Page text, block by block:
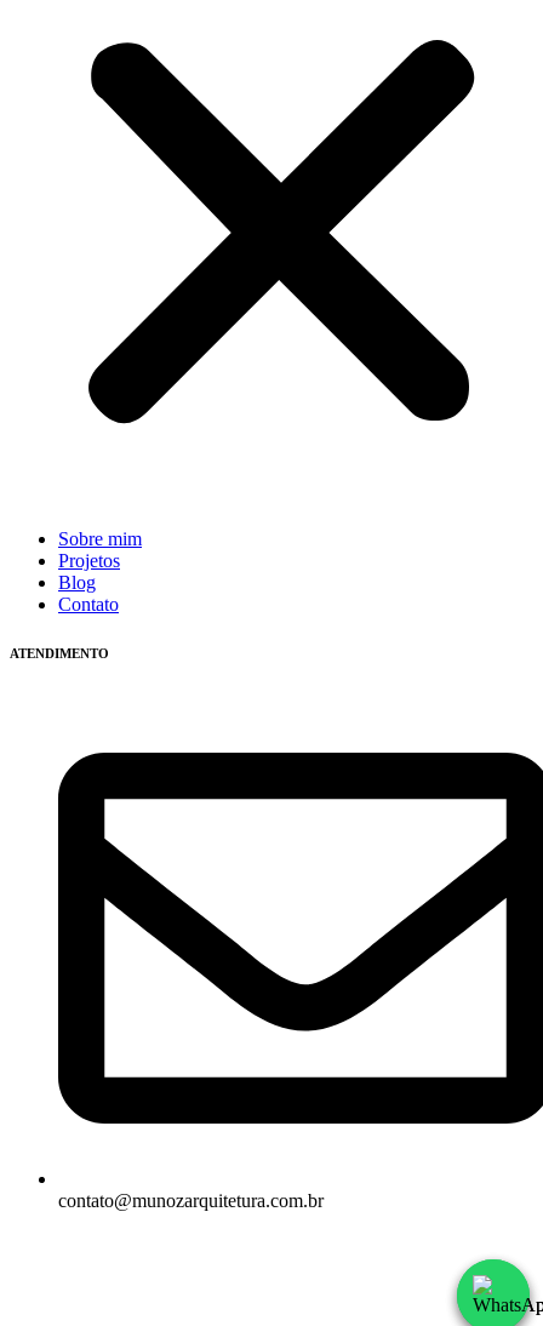
Sobre mim
Projetos
Blog
Contato
ATENDIMENTO
contato@munozarquitetura.com.br